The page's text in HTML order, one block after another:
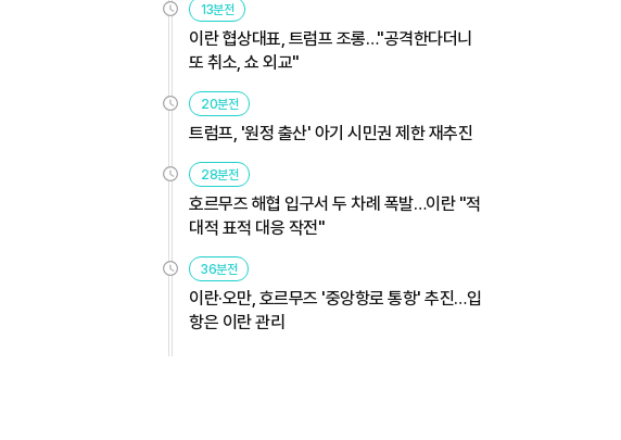
13분전
이란 협상대표, 트럼프 조롱…"공격한다더니
또 취소, 쇼 외교"
20분전
트럼프, '원정 출산' 아기 시민권 제한 재추진
28분전
호르무즈 해협 입구서 두 차례 폭발…이란 "적
대적 표적 대응 작전"
36분전
이란·오만, 호르무즈 '중앙항로 통항' 추진…입
항은 이란 관리